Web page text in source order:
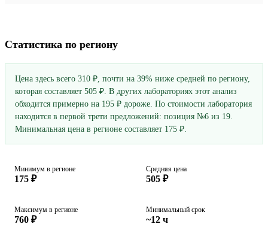
Статистика по региону
Цена здесь всего 310 ₽, почти на 39% ниже средней по региону,
которая составляет 505 ₽. В других лабораториях этот анализ
обходится примерно на 195 ₽ дороже. По стоимости лаборатория
находится в первой трети предложений: позиция №6 из 19.
Минимальная цена в регионе составляет 175 ₽.
Минимум в регионе
175 ₽
Средняя цена
505 ₽
Максимум в регионе
760 ₽
Минимальный срок
~12 ч